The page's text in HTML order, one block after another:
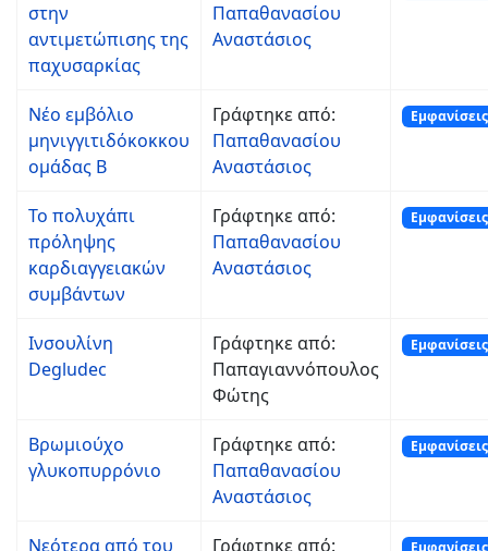
στην
αντιμετώπισης της
παχυσαρκίας
Παπαθανασίου
Αναστάσιος
Νέο εμβόλιο
μηνιγγιτιδόκοκκου
ομάδας Β
Γράφτηκε από:
Παπαθανασίου
Αναστάσιος
Το πολυχάπι
πρόληψης
καρδιαγγειακών
συμβάντων
Γράφτηκε από:
Παπαθανασίου
Αναστάσιος
Ινσουλίνη
Degludec
Γράφτηκε από:
Παπαγιαννόπουλος
Φώτης
Βρωμιούχο
γλυκοπυρρόνιο
Γράφτηκε από:
Παπαθανασίου
Αναστάσιος
Νεότερα από του
Γράφτηκε από: